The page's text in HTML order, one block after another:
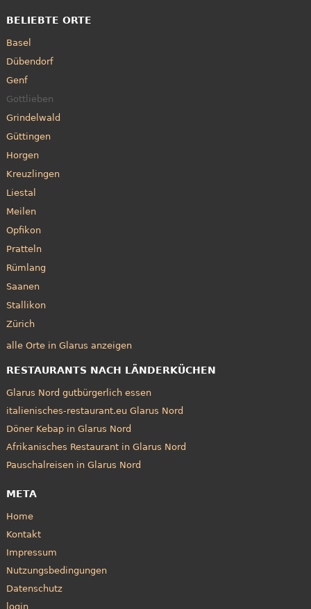
BELIEBTE ORTE
Basel
Dübendorf
Genf
Gottlieben
Grindelwald
Güttingen
Horgen
Kreuzlingen
Liestal
Meilen
Opfikon
Pratteln
Rümlang
Saanen
Stallikon
Zürich
alle Orte in Glarus anzeigen
RESTAURANTS NACH LÄNDERKÜCHEN
Glarus Nord gutbürgerlich essen
italienisches-restaurant.eu Glarus Nord
Döner Kebap in Glarus Nord
Afrikanisches Restaurant in Glarus Nord
Pauschalreisen in Glarus Nord
META
Home
Kontakt
Impressum
Nutzungsbedingungen
Datenschutz
login